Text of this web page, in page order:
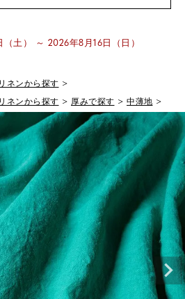
休業期間：2026年8月8日（土） ～ 2026年8月16日（日）
ネンから探す
ネンから探す 厚みで探す 中薄地